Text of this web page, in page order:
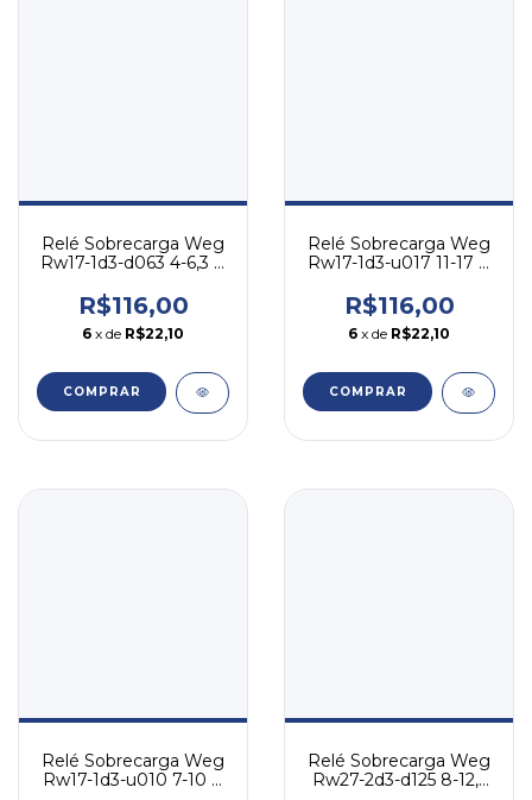
Relé Sobrecarga Weg
Rw17-1d3-d063 4-6,3 A
R$116,00
6 x de R$22,10
COMPRAR
Relé Sobrecarga Weg
Rw17-1d3-u017 11-17 A
R$116,00
6 x de R$22,10
COMPRAR
Relé Sobrecarga Weg
Rw17-1d3-u010 7-10 A
Relé Sobrecarga Weg
Rw27-2d3-d125 8-12,5